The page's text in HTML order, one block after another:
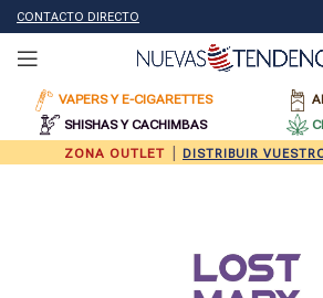
CONTACTO DIRECTO
VAPERS Y E-CIGARETTES
SHISHAS Y CACHIMBAS
ZONA OUTLET
DISTRIBUIR